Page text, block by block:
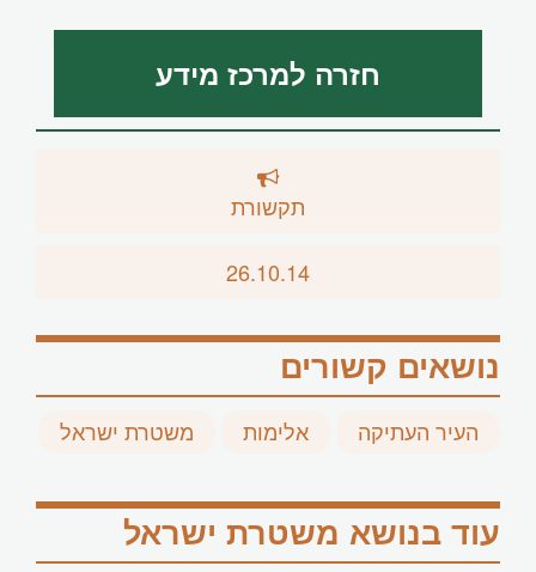
חזרה למרכז מידע
תקשורת
26.10.14
נושאים קשורים
העיר העתיקה אלימות משטרת ישראל
עוד בנושא משטרת ישראל